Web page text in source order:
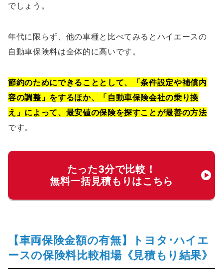
でしょう。
年代に限らず、他の車種と比べてみるとハイエースの
自動車保険料は全体的に高いです。
節約のためにできることとして、「条件設定や補償内
容の調整」をするほか、「自動車保険会社の乗り換
え」によって、最安値の保険を探すことが最善の方法
です。
たった3分で比較！
無料一括見積もりはこちら
【車両保険金額の有無】トヨタ･ハイエ
ースの保険料比較相場《見積もり結果》